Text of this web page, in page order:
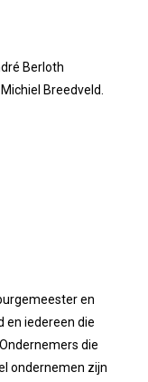
Ondernemer
Berloth
Breedveld.
en
en iedereen die
die
ondernemen zijn